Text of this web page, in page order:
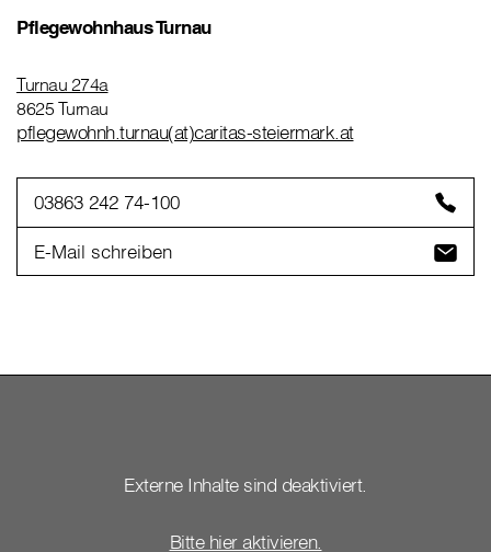
Pflegewohnhaus Turnau
Turnau 274a
8625 Turnau
pflegewohnh.turnau(at)caritas-steiermark.at
03863 242 74-100
E-Mail schreiben
Externe Inhalte sind deaktiviert.
Bitte hier aktivieren.